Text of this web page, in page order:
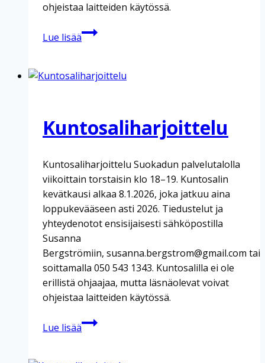
ohjeistaa laitteiden käytössä.
Lue lisääKuntosaliharjoittelu
Kuntosaliharjoittelu
Kuntosaliharjoittelu Suokadun palvelutalolla
viikoittain torstaisin klo 18–19. Kuntosalin
kevätkausi alkaa 8.1.2026, joka jatkuu aina
loppukevääseen asti 2026. Tiedustelut ja
yhteydenotot ensisijaisesti sähköpostilla
Susanna
Bergströmiin, susanna.bergstrom@gmail.com tai
soittamalla 050 543 1343. Kuntosalilla ei ole
erillistä ohjaajaa, mutta läsnäolevat voivat
ohjeistaa laitteiden käytössä.
Lue lisääKuntosaliharjoittelu